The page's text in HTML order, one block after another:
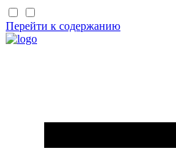
Перейти к содержанию